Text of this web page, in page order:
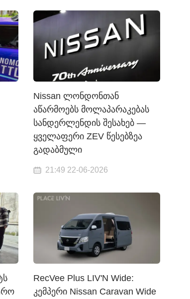
Nissan ლონდონთან
აწარმოებს მოლაპარაკებას
სანდერლენდის შესახებ —
ყველაფერი ZEV წესებზეა
გადაბმული
21:49 22-06-2026
RecVee Plus LIV'N Wide:
კემპერი Nissan Caravan Wide